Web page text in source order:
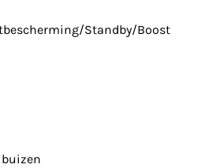
Standby/Boost